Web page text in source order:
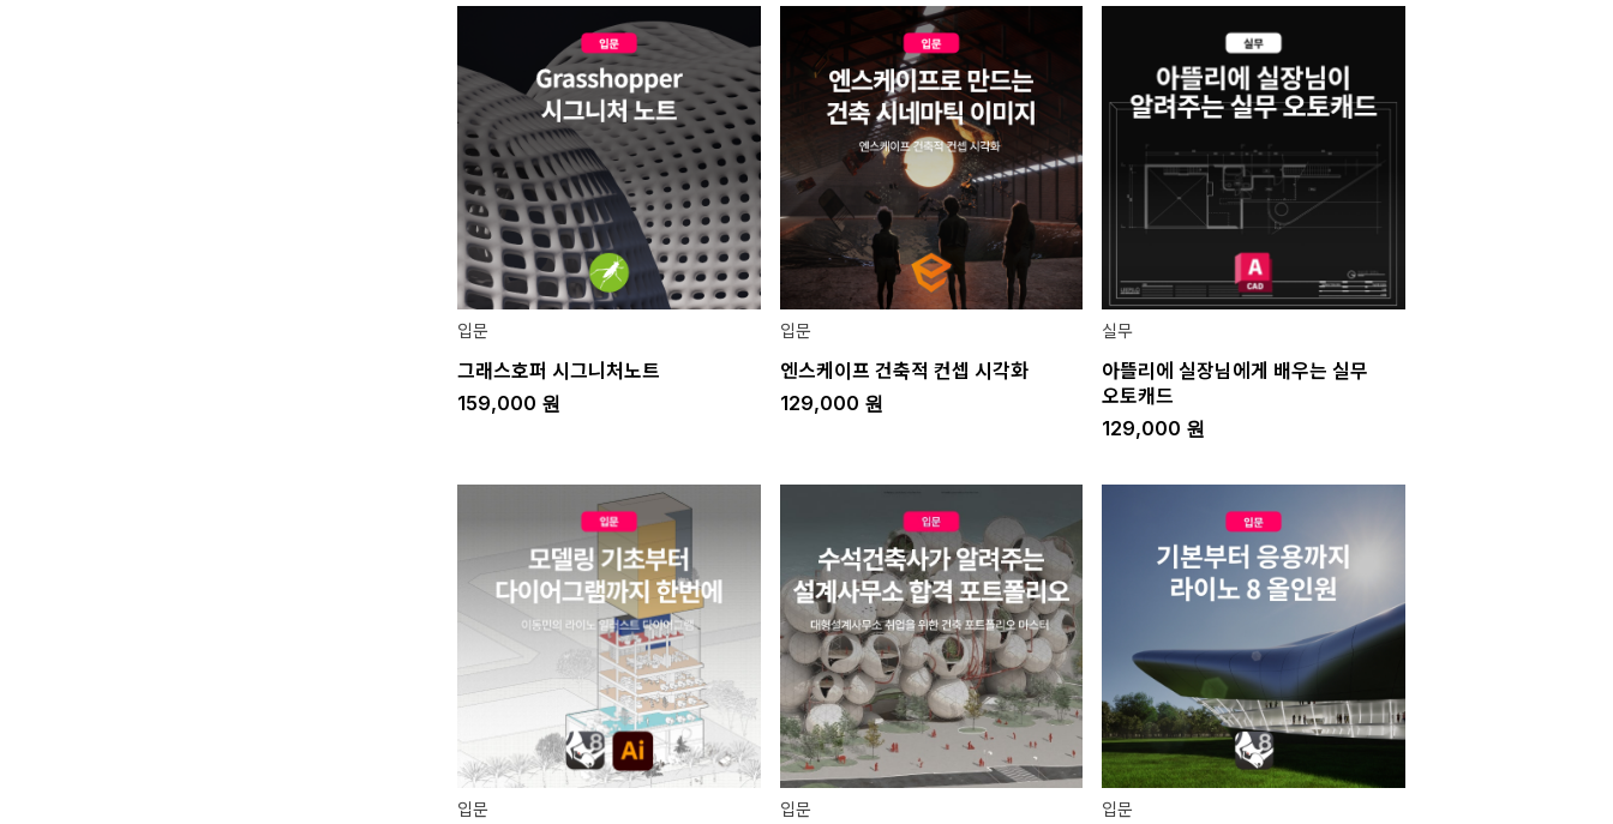
입문
그래스호퍼 시그니처노트
159,000 원
입문
엔스케이프 건축적 컨셉 시각화
129,000 원
실무
아뜰리에 실장님에게 배우는 실무
오토캐드
129,000 원
입문 입문 입문